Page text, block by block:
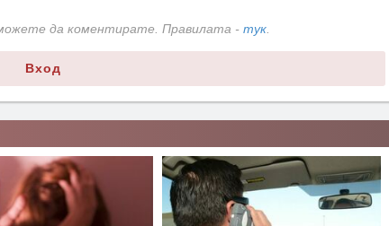
да коментирате. Правилата - тук.
Вход